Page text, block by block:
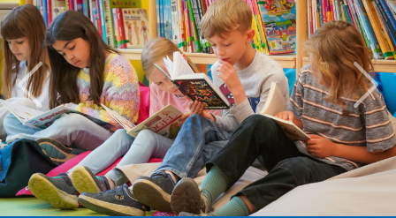
Previous